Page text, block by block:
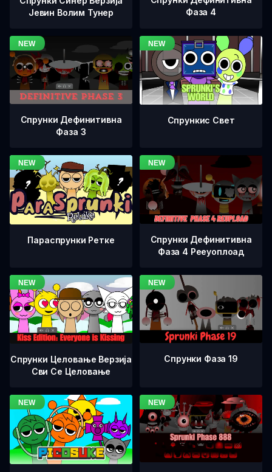
Јевин Волим Тунер
Фаза 4
Спрунки Дефинитивна
Фаза 3
Спрункис Свет
Параспрунки Ретке
Спрунки Дефинитивна
Фаза 4 Рееуоплоад
Спрунки Целовање Верзија
Сви Се Целовање
Спрунки Фаза 19